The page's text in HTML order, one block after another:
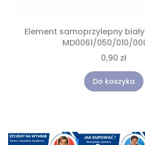
Element samoprzylepny
MD0061/050/010/
0,90 zł
Do koszyka